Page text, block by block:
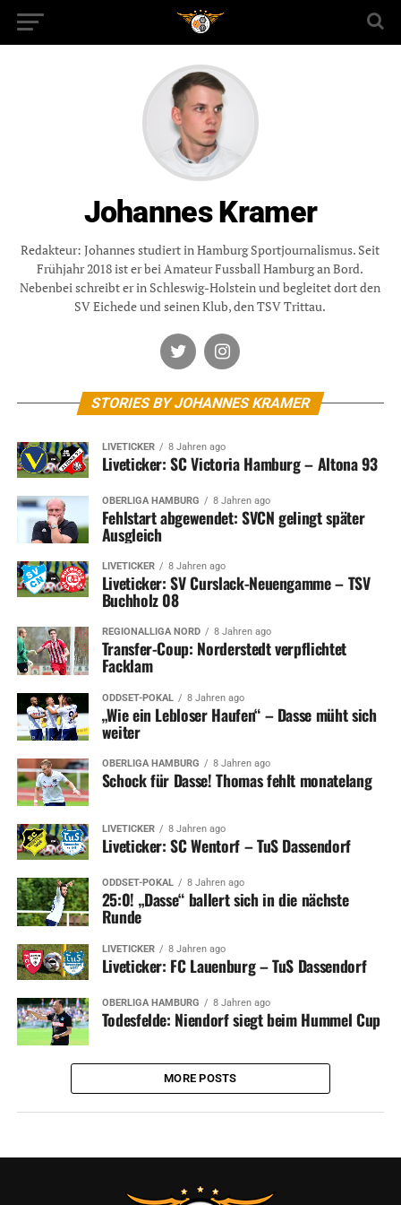
Johannes Kramer
Redakteur: Johannes studiert in Hamburg Sportjournalismus. Seit
Frühjahr 2018 ist er bei Amateur Fussball Hamburg an Bord.
Nebenbei schreibt er in Schleswig-Holstein und begleitet dort den
SV Eichede und seinen Klub, den TSV Trittau.
STORIES BY JOHANNES KRAMER
LIVETICKER 8 Jahren ago
Liveticker: SC Victoria Hamburg – Altona 93
OBERLIGA HAMBURG 8 Jahren ago
Fehlstart abgewendet: SVCN gelingt später
Ausgleich
LIVETICKER 8 Jahren ago
Liveticker: SV Curslack-Neuengamme – TSV
Buchholz 08
REGIONALLIGA NORD 8 Jahren ago
Transfer-Coup: Norderstedt verpflichtet
Facklam
ODDSET-POKAL 8 Jahren ago
„Wie ein Lebloser Haufen“ – Dasse müht sich
weiter
OBERLIGA HAMBURG 8 Jahren ago
Schock für Dasse! Thomas fehlt monatelang
LIVETICKER 8 Jahren ago
Liveticker: SC Wentorf – TuS Dassendorf
ODDSET-POKAL 8 Jahren ago
25:0! „Dasse“ ballert sich in die nächste
Runde
LIVETICKER 8 Jahren ago
Liveticker: FC Lauenburg – TuS Dassendorf
OBERLIGA HAMBURG 8 Jahren ago
Todesfelde: Niendorf siegt beim Hummel Cup
MORE POSTS